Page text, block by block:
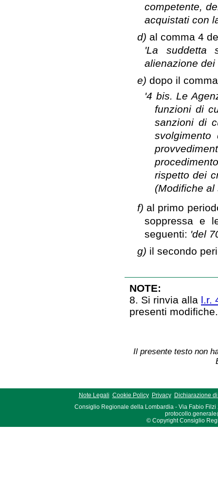
competente,
acquistati con
d) al comma 4
'La suddetta
alienazione
e) dopo il
'4 bis. Le
funzioni di
sanzioni di
rispetto dei
(Modifiche al
f) al primo
soppressa e
seguenti: 'del
g) il secondo
NOTE:
8. Si rinvia alla l.r.
presenti
Il presente testo non
Note Legali Cookie Policy Privacy
Dichiarazione
Consiglio Regionale della Lombardia - Via Fabio Filzi
© Copyright Consiglio